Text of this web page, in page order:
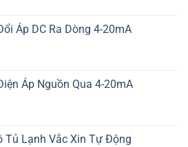
Áp DC Ra Dòng 4-20mA
Áp Nguồn Qua 4-20mA
Tủ Lạnh Vắc Xin Tự Động